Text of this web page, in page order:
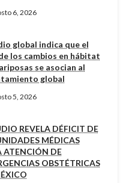
6, 2026
global indica que el
los cambios en hábitat
se asocian al
global
5, 2026
REVELA DÉFICIT DE
MÉDICAS
ATENCIÓN DE
OBSTÉTRICAS